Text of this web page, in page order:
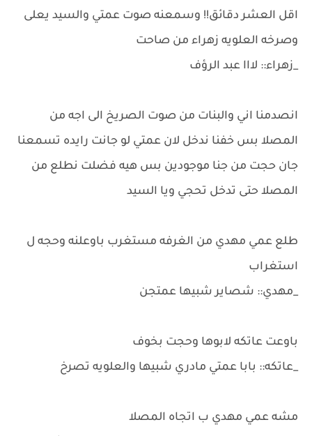
اقل العشر دقائق!! وسمعنه صوت عمتي والسيد يعلى
وصرخه العلويه زهراء من صاحت
_زهراء:: لااا عبد الرؤف
انصدمنا اني والبنات من صوت الصريخ الى اجه من
المصلا بس خفنا ندخل لان عمتي لو جانت رايده تسمعنا
جان حجت من جنا موجودين بس هيه فضلت نطلع من
المصلا حتى تدخل تحجي ويا السيد
طلع عمي مهدي من الغرفه مستغرب باوعلنه وحجه ل
استغراب
_مهدي:: شصاير شبيها عمتجن
باوعت عاتكه لابوها وحجت بخوف
_عاتكه:: بابا عمتي مادري شبيها والعلويه تصرخ
مشه عمي مهدي ب اتجاه المصلا